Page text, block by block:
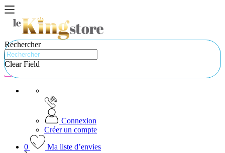
Rechercher
Clear Field
Connexion
Créer un compte
0
Ma liste d’envies